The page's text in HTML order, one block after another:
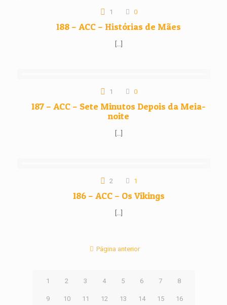
1 0
188 – ACC – Histórias de Mães
[…]
1 0
187 – ACC – Sete Minutos Depois da Meia-
noite
[…]
2 1
186 – ACC – Os Vikings
[…]
Página anterior
1 2 3 4 5 6 7 8
9 10 11 12 13 14 15 16